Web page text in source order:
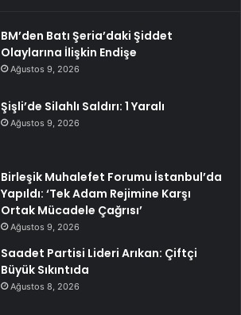
BM’den Batı Şeria’daki Şiddet
Olaylarına İlişkin Endişe
Ağustos 9, 2026
Şişli’de Silahlı Saldırı: 1 Yaralı
Ağustos 9, 2026
Birleşik Muhalefet Forumu İstanbul’da
Yapıldı: ‘Tek Adam Rejimine Karşı
Ortak Mücadele Çağrısı’
Ağustos 9, 2026
Saadet Partisi Lideri Arıkan: Çiftçi
Büyük Sıkıntıda
Ağustos 8, 2026